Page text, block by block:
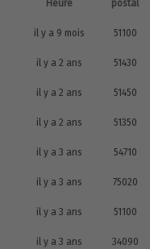
Heure postal
il y a 9 mois 51100
il y a 2 ans 51430
il y a 2 ans 51450
il y a 2 ans 51350
il y a 3 ans 54710
il y a 3 ans 75020
il y a 3 ans 51100
il y a 3 ans 34090